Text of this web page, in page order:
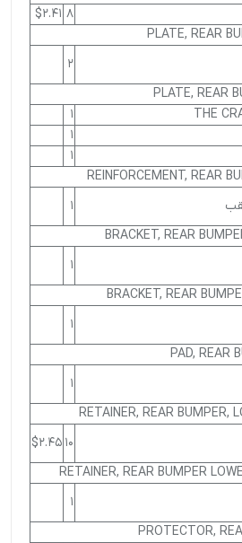
8
$2.41
PLATE, REAR
2
PLATE, REAR
THE
1
1
1
REINFORCEMENT, REAR
1
BRACKET, REAR
1
BRACKET, REAR
1
PAD, REAR
1
RETAINER, REAR BUMPER,
10
$2.45
RETAINER, REAR BUMPER
1
PROTECTOR,